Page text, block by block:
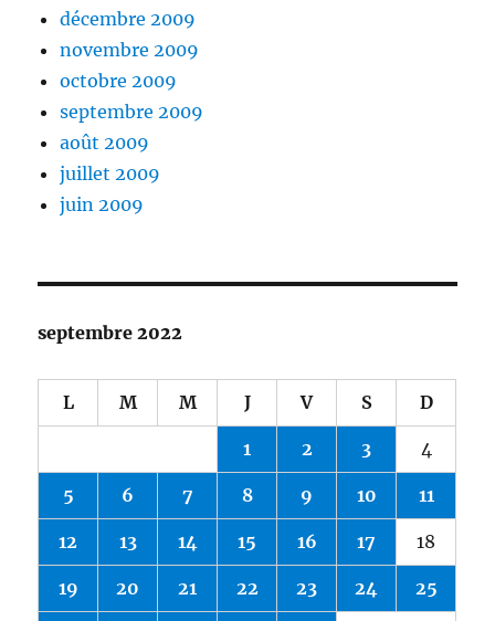
décembre 2009
novembre 2009
octobre 2009
septembre 2009
août 2009
juillet 2009
juin 2009
septembre 2022
L M M J V S D
1 2 3 4
5 6 7 8 9 10 11
12 13 14 15 16 17 18
19 20 21 22 23 24 25